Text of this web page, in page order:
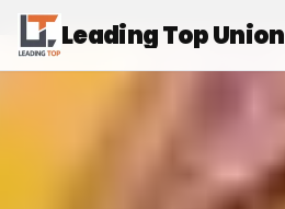
Leading Top Union